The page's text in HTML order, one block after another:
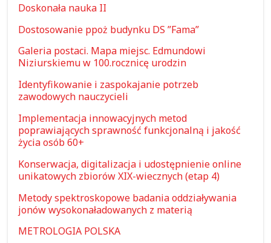
Doskonała nauka II
Dostosowanie ppoż budynku DS ”Fama”
Galeria postaci. Mapa miejsc. Edmundowi
Niziurskiemu w 100.rocznicę urodzin
Identyfikowanie i zaspokajanie potrzeb
zawodowych nauczycieli
Implementacja innowacyjnych metod
poprawiających sprawność funkcjonalną i jakość
życia osób 60+
Konserwacja, digitalizacja i udostępnienie online
unikatowych zbiorów XIX-wiecznych (etap 4)
Metody spektroskopowe badania oddziaływania
jonów wysokonaładowanych z materią
METROLOGIA POLSKA